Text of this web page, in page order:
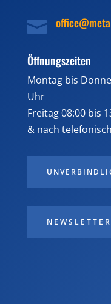

Öffnungszeiten
Montag bis
Uhr
Freitag 08:00 bis
& nach